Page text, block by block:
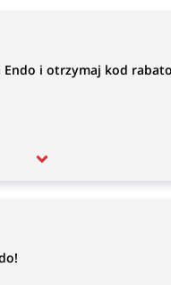
i otrzymaj kod